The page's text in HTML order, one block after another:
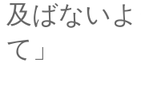
及ばない
て」
「わた